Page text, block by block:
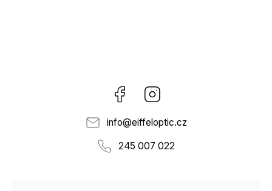
Facebook
info@eiffeloptic.cz
245 007 022